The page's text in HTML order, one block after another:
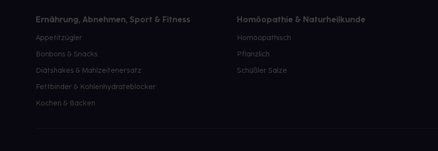
Ernährung, Abnehmen, Sport & Fitness
Appetitzügler
Bonbons & Snacks
Diätshakes & Mahlzeitenersatz
Fettbinder & Kohlenhydrateblocker
Kochen & Backen
Homöopathie & Naturheilkunde
Homöopathisch
Pflanzlich
Schüßler Salze